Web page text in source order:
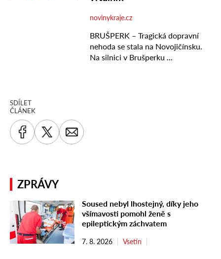
SDÍLET
ČLÁNEK
ZPRÁVY
Soused nebyl lhostejný, díky jeho
všímavosti pomohl ženě s
epileptickým záchvatem
7. 8. 2026 Vsetín